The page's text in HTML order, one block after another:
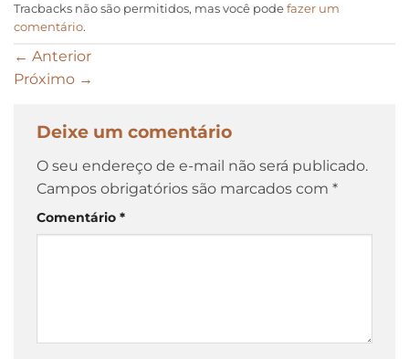
Tracbacks não são permitidos, mas você pode fazer um
comentário.
← Anterior
Próximo →
Deixe um comentário
O seu endereço de e-mail não será publicado.
Campos obrigatórios são marcados com *
Comentário *